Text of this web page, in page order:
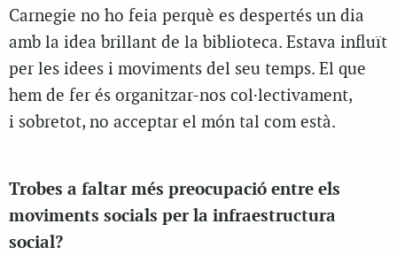
Carnegie no ho feia perquè es despertés un dia
amb la idea brillant de la biblioteca. Estava influït
per les idees i moviments del seu temps. El que
hem de fer és organitzar-nos col·lectivament,
i sobretot, no acceptar el món tal com està.
Trobes a faltar més preocupació entre els
moviments socials per la infraestructura
social?